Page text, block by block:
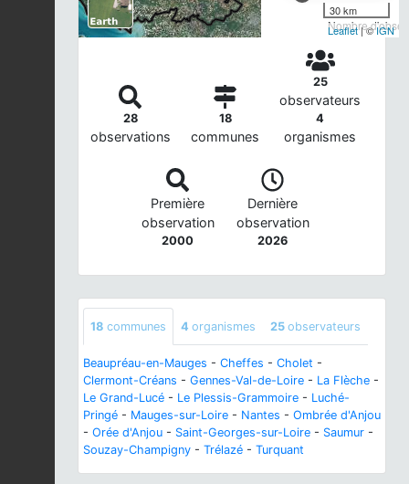
Nombre
30 km
Leaflet| ©IGN
28
observations
18
communes
25
observateurs
4
organismes
Première
observation
2000
Dernière
observation
2026
18 communes 4 organismes 25 observateurs
Beaupréau-en-Mauges - Cheffes - Cholet -
Clermont-Créans - Gennes-Val-de-Loire - La Flèche -
Le Grand-Lucé - Le Plessis-Grammoire - Luché-
Pringé - Mauges-sur-Loire - Nantes - Ombrée d'Anjou
- Orée d'Anjou - Saint-Georges-sur-Loire - Saumur -
Souzay-Champigny - Trélazé - Turquant